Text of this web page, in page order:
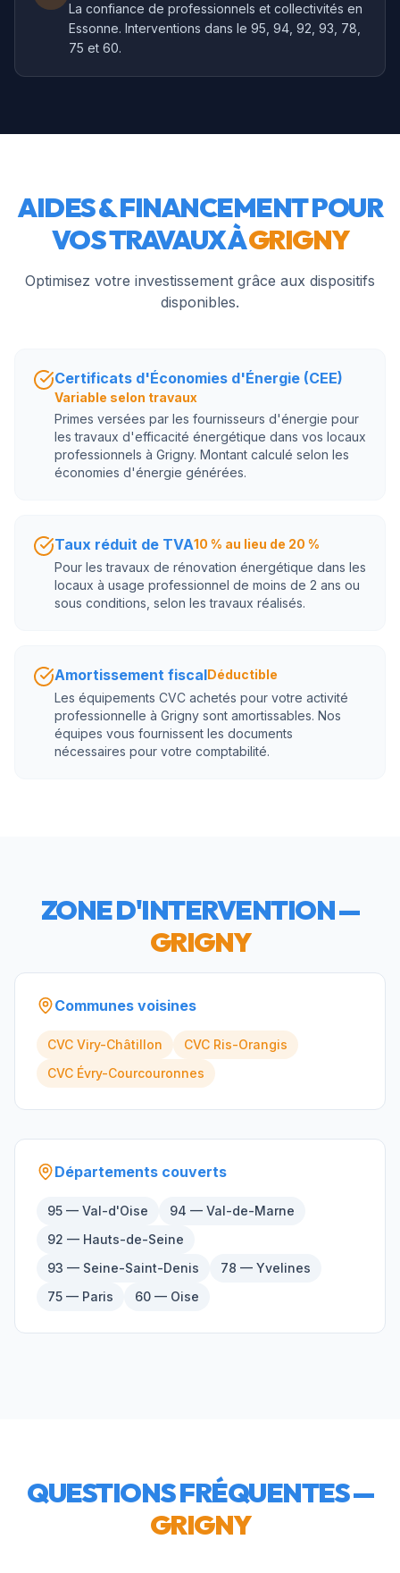
La confiance de professionnels et collectivités en
Essonne. Interventions dans le 95, 94, 92, 93, 78,
75 et 60.
AIDES & FINANCEMENT POUR
VOS TRAVAUX ÀGRIGNY
Optimisez votre investissement grâce aux dispositifs
disponibles.
Certificats d'Économies d'Énergie (CEE)
Variable selon travaux
Primes versées par les fournisseurs d'énergie pour
les travaux d'efficacité énergétique dans vos locaux
professionnels à Grigny. Montant calculé selon les
économies d'énergie générées.
Taux réduit de TVA10 % au lieu de 20 %
Pour les travaux de rénovation énergétique dans les
locaux à usage professionnel de moins de 2 ans ou
sous conditions, selon les travaux réalisés.
Amortissement fiscalDéductible
Les équipements CVC achetés pour votre activité
professionnelle à Grigny sont amortissables. Nos
équipes vous fournissent les documents
nécessaires pour votre comptabilité.
ZONE D'INTERVENTION —
GRIGNY
Communes voisines
CVC Viry-Châtillon CVC Ris-Orangis
CVC Évry-Courcouronnes
Départements couverts
95 — Val-d'Oise
94 — Val-de-Marne
92 — Hauts-de-Seine
93 — Seine-Saint-Denis
78 — Yvelines
75 — Paris
60 — Oise
QUESTIONS FRÉQUENTES —
GRIGNY